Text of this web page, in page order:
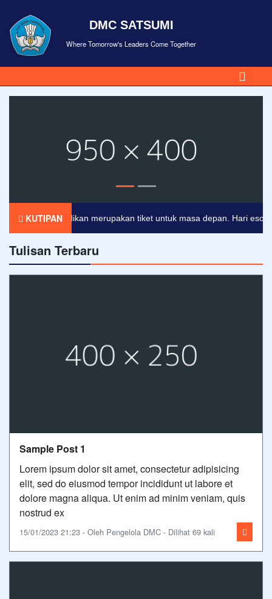
DMC SATSUMI
Where Tomorrow's Leaders Come Together
KUTIPAN
Pendidikan merupakan tiket untuk masa depan. Hari esok
Tulisan Terbaru
Sample Post 1
Lorem ipsum dolor sit amet, consectetur adipisicing
elit, sed do eiusmod tempor incididunt ut labore et
dolore magna aliqua. Ut enim ad minim veniam, quis
nostrud ex
15/01/2023 21:23 - Oleh Pengelola DMC - Dilihat 69 kali